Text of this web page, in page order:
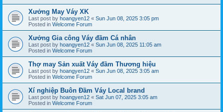
Xưởng May Váy XK
Last post by hoangyen12 « Sun Jun 08, 2025 3:05 pm
Posted in Welcome Forum
Xưởng Gia công Váy đầm Cá nhân
Last post by hoangyen12 « Sun Jun 08, 2025 11:05 am
Posted in Welcome Forum
Thợ may Sản xuất Váy đầm Thương hiệu
Last post by hoangyen12 « Sun Jun 08, 2025 3:05 am
Posted in Welcome Forum
Xí nghiệp Buôn Đầm Váy Local brand
Last post by hoangyen12 « Sat Jun 07, 2025 3:05 am
Posted in Welcome Forum